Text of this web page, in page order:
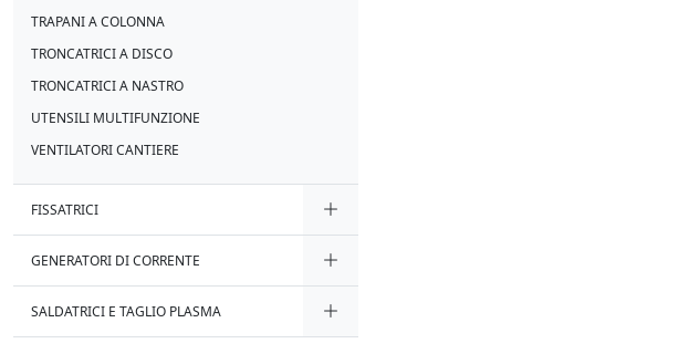
TRAPANI A COLONNA
TRONCATRICI A DISCO
TRONCATRICI A NASTRO
UTENSILI MULTIFUNZIONE
VENTILATORI CANTIERE
FISSATRICI
GENERATORI DI CORRENTE
SALDATRICI E TAGLIO PLASMA